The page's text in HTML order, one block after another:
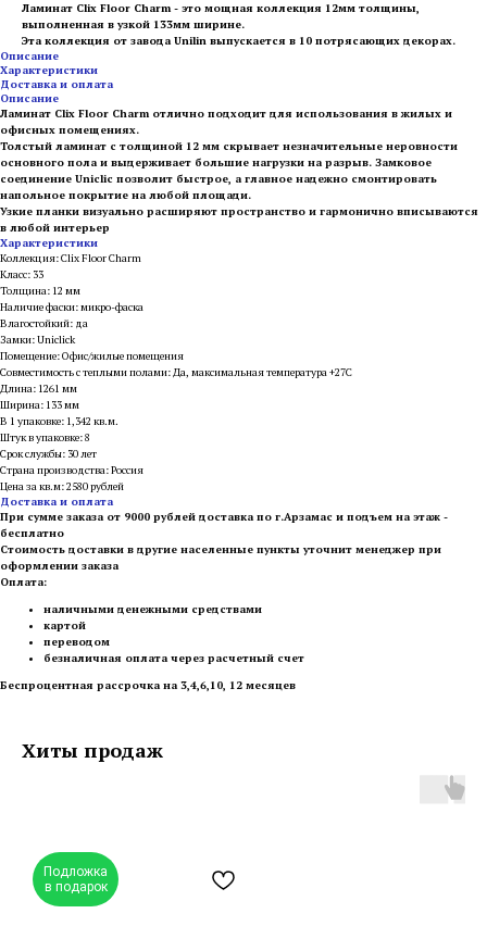
Ламинат Clix Floor Charm - это мощная коллекция 12мм толщины,
выполненная в узкой 133мм ширине.
Эта коллекция от завода Unilin выпускается в 10 потрясающих декорах.
Описание
Характеристики
Доставка и оплата
Описание
Ламинат Clix Floor Charm отлично подходит для использования в жилых и
офисных помещениях.
Толстый ламинат с толщиной 12 мм скрывает незначительные неровности
основного пола и выдерживает большие нагрузки на разрыв. Замковое
соединение Uniclic позволит быстрое, а главное надежно смонтировать
напольное покрытие на любой площади.
Узкие планки визуально расширяют пространство и гармонично вписываются
в любой интерьер
Характеристики
Коллекция: Clix Floor Charm
Класс: 33
Толщина: 12 мм
Наличие фаски: микро-фаска
Влагостойкий: да
Замки: Uniclick
Помещение: Офис/жилые помещения
Совместимость с теплыми полами: Да, максимальная температура +27С
Длина: 1261 мм
Ширина: 133 мм
В 1 упаковке: 1,342 кв.м.
Штук в упаковке: 8
Срок службы: 30 лет
Страна производства: Россия
Цена за кв.м: 2580 рублей
Доставка и оплата
При сумме заказа от 9000 рублей доставка по г.Арзамас и подъем на этаж -
бесплатно
Стоимость доставки в другие населенные пункты уточнит менеджер при
оформлении заказа
Оплата:
наличными денежными средствами
картой
переводом
безналичная оплата через расчетный счет
Беспроцентная рассрочка на 3,4,6,10, 12 месяцев
Хиты продаж
Подложка
в подарок